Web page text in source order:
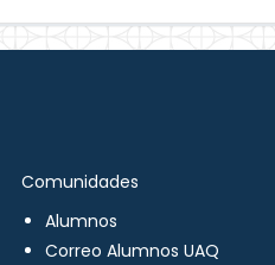
Comunidades
Alumnos
Correo Alumnos UAQ